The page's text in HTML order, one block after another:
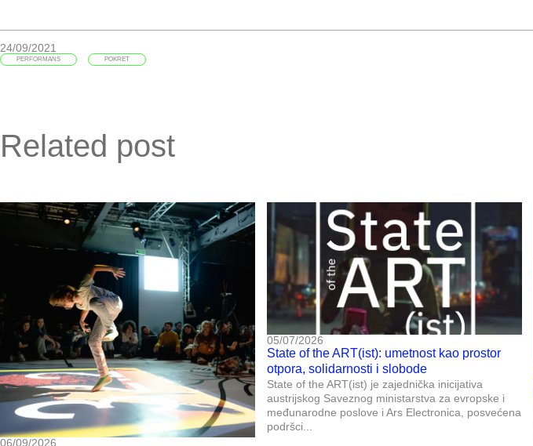
24/09/2021
PERFORMANS POKRET
Related post
06/09/2026
05/07/2026
State of the ART(ist): umetnost kao prostor
otpora, solidarnosti i slobode
State of the ART(ist) je zajednička inicijativa
austrijskog Saveznog ministarstva za evropske i
međunarodne poslove i Ars Electronica, posvećena
podršci...